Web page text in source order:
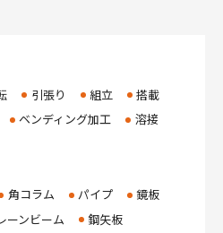
引張り 組立
搭載
ベンディング加工 溶接
角コラム パイプ
鏡板
ーンビーム
鋼矢板